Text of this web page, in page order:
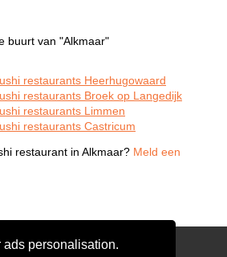
personalisation.
buurt van "Alkmaar"
restaurants Heerhugowaard
restaurants Broek op Langedijk
restaurants Limmen
restaurants Castricum
restaurant in Alkmaar? Meld een